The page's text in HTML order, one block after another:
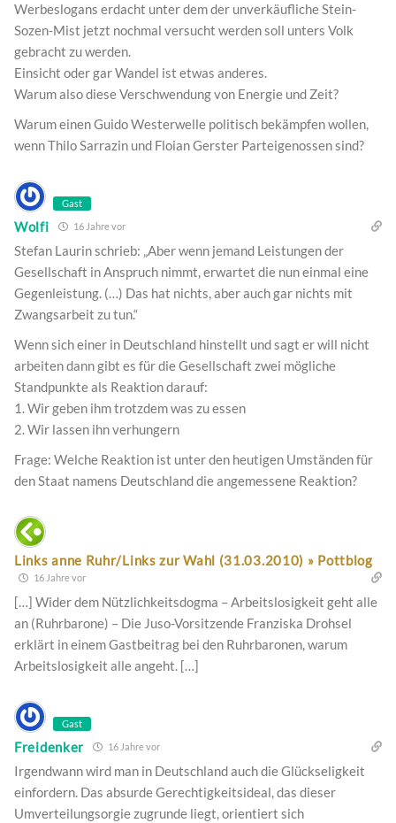
Werbeslogans erdacht unter dem der unverkäufliche Stein-
Sozen-Mist jetzt nochmal versucht werden soll unters Volk
gebracht zu werden.
Einsicht oder gar Wandel ist etwas anderes.
Warum also diese Verschwendung von Energie und Zeit?
Warum einen Guido Westerwelle politisch bekämpfen wollen,
wenn Thilo Sarrazin und Floian Gerster Parteigenossen sind?
Gast
Wolfi 16 Jahre vor
Stefan Laurin schrieb: „Aber wenn jemand Leistungen der
Gesellschaft in Anspruch nimmt, erwartet die nun einmal eine
Gegenleistung. (…) Das hat nichts, aber auch gar nichts mit
Zwangsarbeit zu tun.“
Wenn sich einer in Deutschland hinstellt und sagt er will nicht
arbeiten dann gibt es für die Gesellschaft zwei mögliche
Standpunkte als Reaktion darauf:
1. Wir geben ihm trotzdem was zu essen
2. Wir lassen ihn verhungern
Frage: Welche Reaktion ist unter den heutigen Umständen für
den Staat namens Deutschland die angemessene Reaktion?
Links anne Ruhr/Links zur Wahl (31.03.2010) » Pottblog
16 Jahre vor
[…] Wider dem Nützlichkeitsdogma – Arbeitslosigkeit geht alle
an (Ruhrbarone) – Die Juso-Vorsitzende Franziska Drohsel
erklärt in einem Gastbeitrag bei den Ruhrbaronen, warum
Arbeitslosigkeit alle angeht. […]
Gast
Freidenker 16 Jahre vor
Irgendwann wird man in Deutschland auch die Glückseligkeit
einfordern. Das absurde Gerechtigkeitsideal, das dieser
Umverteilungsorgie zugrunde liegt, orientiert sich